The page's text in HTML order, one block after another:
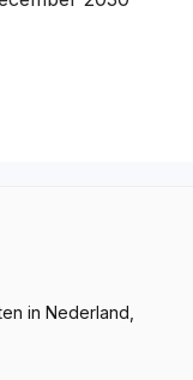
in Nederland,